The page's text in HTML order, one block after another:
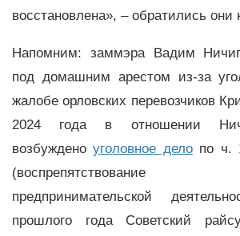
восстановлена», – обратились они
Напомним: заммэра Вадим
под домашним арестом из-за
жалобе орловских перевозчиков
2024 года в отношении
возбужденоуголовное делопо ч.
предпринимательской
прошлого года Советский